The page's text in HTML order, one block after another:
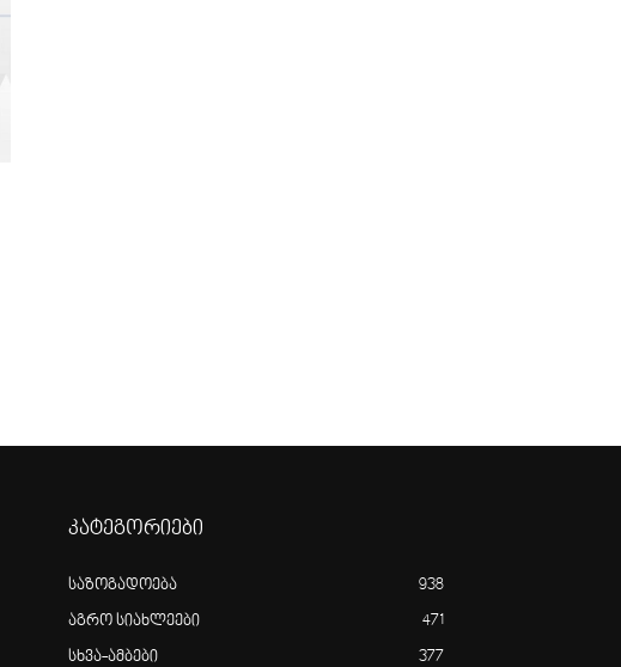
კატეგორიები
საზოგადოება 938
აგრო სიახლეები 471
სხვა-ამბები 377